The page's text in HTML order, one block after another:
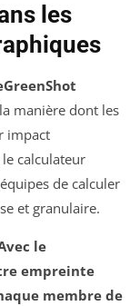
les
manière dont les
impact
calculateur
de calculer
et granulaire.
le
empreinte
membre de